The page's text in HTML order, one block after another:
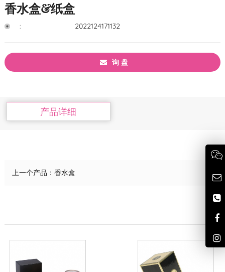
香水盒&纸盒
: 2022124171132
询 盘
产品详细
上一个产品： 香水盒